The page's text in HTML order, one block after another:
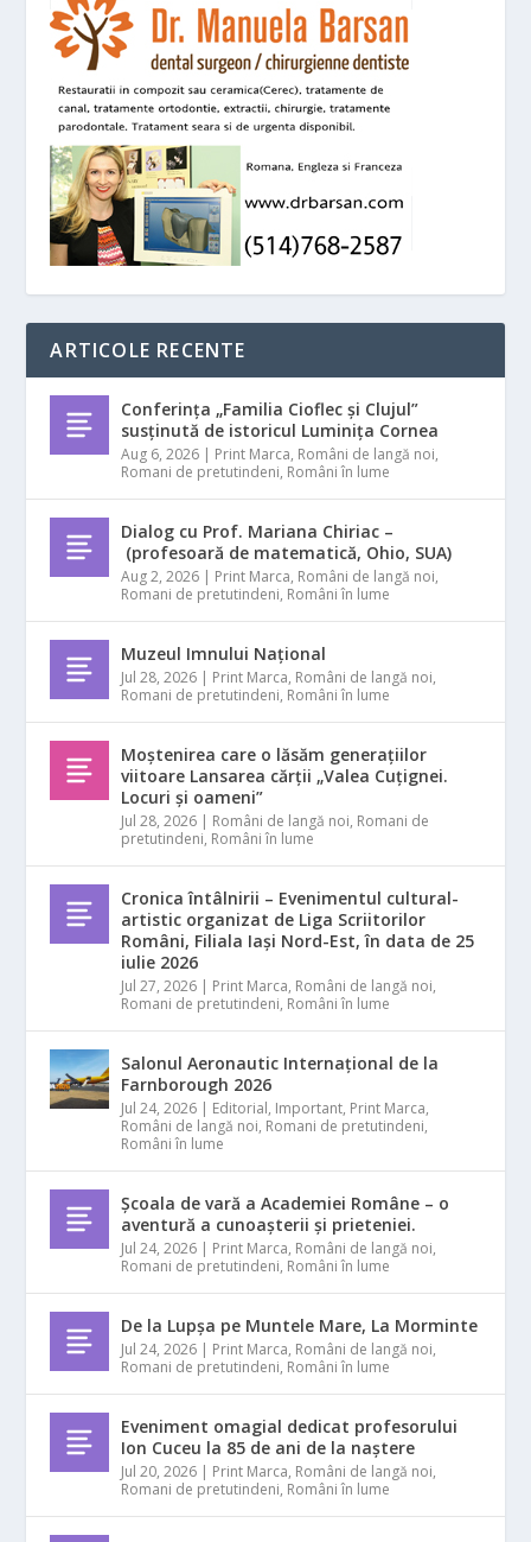
ARTICOLE RECENTE
Conferința „Familia Cioflec și Clujul”
susținută de istoricul Luminița Cornea
Aug 6, 2026 | Print Marca, Români de langă noi,
Romani de pretutindeni, Români în lume
Dialog cu Prof. Mariana Chiriac –
(profesoară de matematică, Ohio, SUA)
Aug 2, 2026 | Print Marca, Români de langă noi,
Romani de pretutindeni, Români în lume
Muzeul Imnului Național
Jul 28, 2026 | Print Marca, Români de langă noi,
Romani de pretutindeni, Români în lume
Moștenirea care o lăsăm generațiilor
viitoare Lansarea cărții „Valea Cuțignei.
Locuri și oameni”
Jul 28, 2026 | Români de langă noi, Romani de
pretutindeni, Români în lume
Cronica întâlnirii – Evenimentul cultural-
artistic organizat de Liga Scriitorilor
Români, Filiala Iași Nord-Est, în data de 25
iulie 2026
Jul 27, 2026 | Print Marca, Români de langă noi,
Romani de pretutindeni, Români în lume
Salonul Aeronautic Internațional de la
Farnborough 2026
Jul 24, 2026 | Editorial, Important, Print Marca,
Români de langă noi, Romani de pretutindeni,
Români în lume
Școala de vară a Academiei Române – o
aventură a cunoașterii și prieteniei.
Jul 24, 2026 | Print Marca, Români de langă noi,
Romani de pretutindeni, Români în lume
De la Lupșa pe Muntele Mare, La Morminte
Jul 24, 2026 | Print Marca, Români de langă noi,
Romani de pretutindeni, Români în lume
Eveniment omagial dedicat profesorului
Ion Cuceu la 85 de ani de la naștere
Jul 20, 2026 | Print Marca, Români de langă noi,
Romani de pretutindeni, Români în lume